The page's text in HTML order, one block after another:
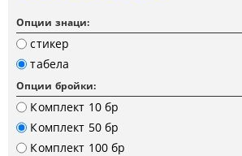
Опции знаци:
стикер
табела
Опции бройки:
Комплект 10 бр
Комплект 50 бр
Комплект 100 бр